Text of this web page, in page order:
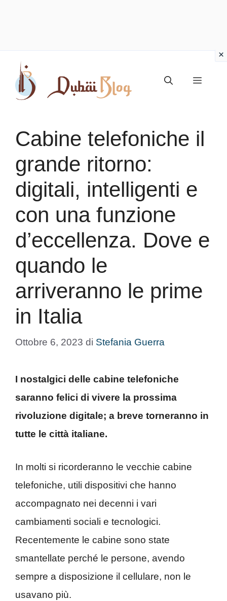
contenuto
Menu
Cabine telefoniche il
grande ritorno:
digitali, intelligenti e
con una funzione
d’eccellenza. Dove e
quando le
arriveranno le prime
in Italia
Ottobre 6, 2023 di Stefania Guerra
I nostalgici delle cabine telefoniche
saranno felici di vivere la prossima
rivoluzione digitale; a breve torneranno in
tutte le città italiane.
In molti si ricorderanno le vecchie cabine
telefoniche, utili dispositivi che hanno
accompagnato nei decenni i vari
cambiamenti sociali e tecnologici.
Recentemente le cabine sono state
smantellate perché le persone, avendo
sempre a disposizione il cellulare, non le
usavano più.